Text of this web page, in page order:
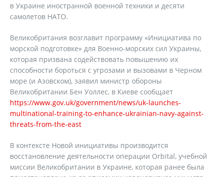
в Украине иностранной военной техники и десяти
самолетов НАТО.
Великобритания возглавит программу «Инициатива по
морской подготовке» для Военно-морских сил Украины,
которая призвана содействовать повышению их
способности бороться с угрозами и вызовами в Черном
море (и Азовском), заявил министр обороны
Великобритании Бен Уоллес, в Киеве сообщает
https://www.gov.uk/government/news/uk-launches-
multinational-training-to-enhance-ukrainian-navy-against-
threats-from-the-east
В контексте Новой инициативы производится
восстановление деятельности операции Orbital, учебной
миссии Великобритании в Украине, которая ранее была